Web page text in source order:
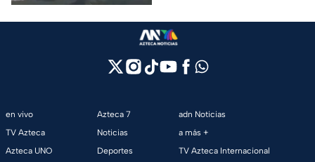
en vivo
TV Azteca
Azteca UNO
Azteca 7
Noticias
Deportes
adn Noticias
a más +
TV Azteca Internacional